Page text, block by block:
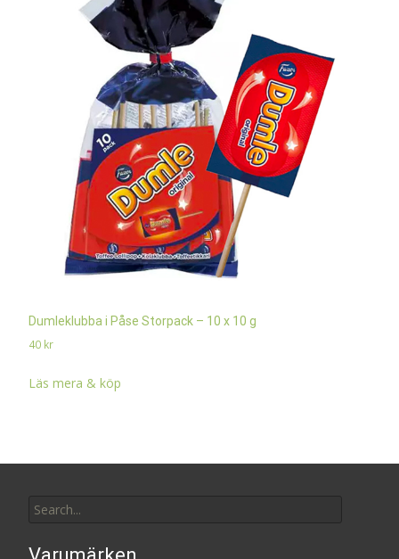
Dumleklubba i Påse Storpack – 10 x 10 g
40 kr
Läs mera & köp
for: